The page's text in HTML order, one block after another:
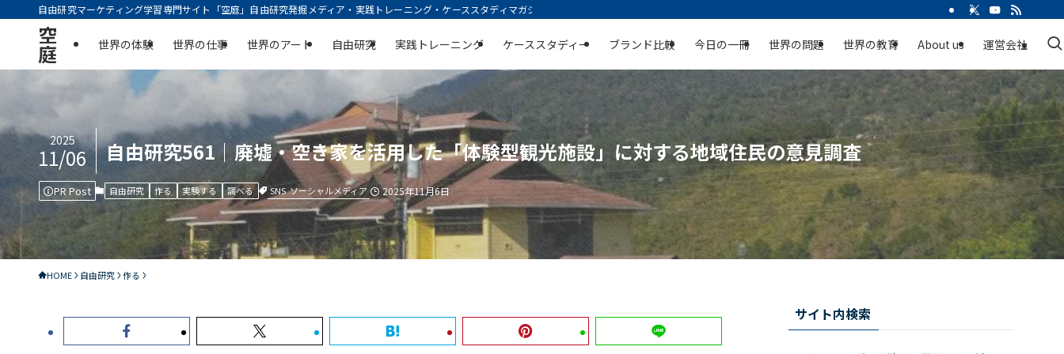
自由研究マーケティング学習専門サイト「空庭」自由研究発掘メディア・実践トレーニング・ケーススタディマガジン | 空庭
空
庭 世界の体験 世界の仕事 世界のアート 自由研究 実践トレーニング ケーススタディー ブランド比較 今日の一冊 世界の問題 世界の教育 About us 運営会社
自由研究561｜廃墟・空き家を活用した「体験型観光施設」に対する地域住民の意見調査
2025
11/06
PR Post 自由研究 作る 実験する 調べる SNS ソーシャルメディア 2025年11月6日
HOME 自由研究 作る
サイト内検索